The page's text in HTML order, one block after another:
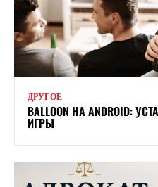
ДРУГОЕ
BALLOON НА ANDROID:
ИГРЫ